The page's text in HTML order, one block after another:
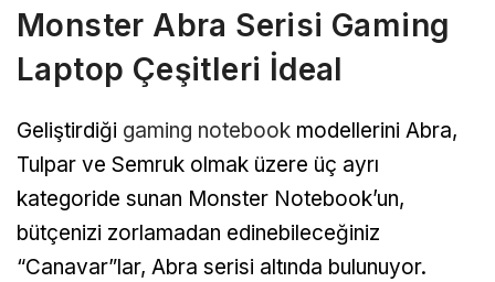
Monster Abra Serisi Gaming
Laptop Çeşitleri İdeal
Geliştirdiği gaming notebook modellerini Abra,
Tulpar ve Semruk olmak üzere üç ayrı
kategoride sunan Monster Notebook’un,
bütçenizi zorlamadan edinebileceğiniz
“Canavar”lar, Abra serisi altında bulunuyor.